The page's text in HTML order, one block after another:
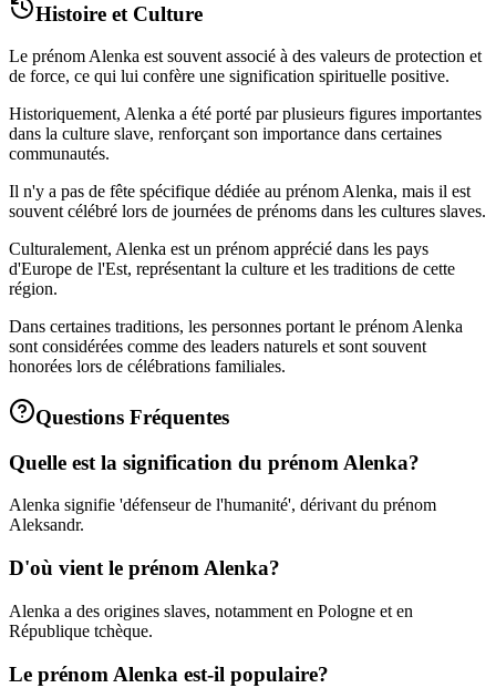
Histoire et Culture
Le prénom Alenka est souvent associé à des valeurs de protection et
de force, ce qui lui confère une signification spirituelle positive.
Historiquement, Alenka a été porté par plusieurs figures importantes
dans la culture slave, renforçant son importance dans certaines
communautés.
Il n'y a pas de fête spécifique dédiée au prénom Alenka, mais il est
souvent célébré lors de journées de prénoms dans les cultures slaves.
Culturalement, Alenka est un prénom apprécié dans les pays
d'Europe de l'Est, représentant la culture et les traditions de cette
région.
Dans certaines traditions, les personnes portant le prénom Alenka
sont considérées comme des leaders naturels et sont souvent
honorées lors de célébrations familiales.
Questions Fréquentes
Quelle est la signification du prénom Alenka?
Alenka signifie 'défenseur de l'humanité', dérivant du prénom
Aleksandr.
D'où vient le prénom Alenka?
Alenka a des origines slaves, notamment en Pologne et en
République tchèque.
Le prénom Alenka est-il populaire?